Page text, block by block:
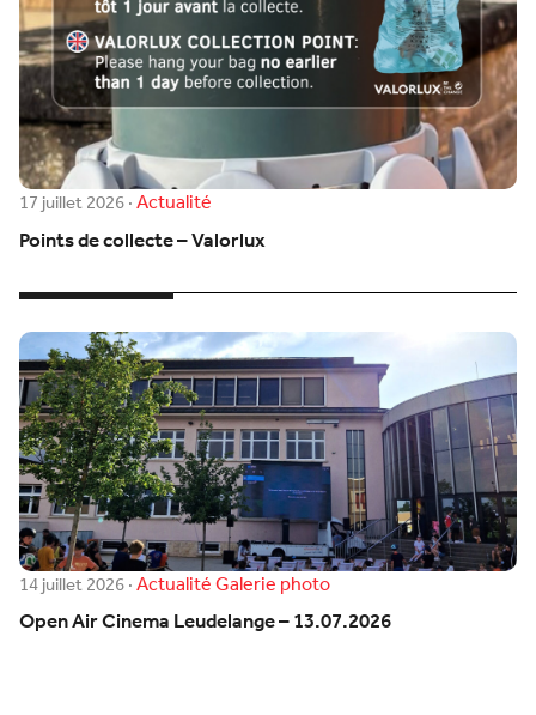
17 juillet 2026·Actualité
Points de collecte – Valorlux
14 juillet 2026·ActualitéGalerie photo
Open Air Cinema Leudelange – 13.07.2026